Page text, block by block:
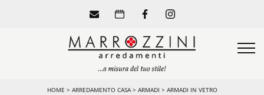
HOME > ARREDAMENTO CASA> ARMADI > ARMADI IN VETRO